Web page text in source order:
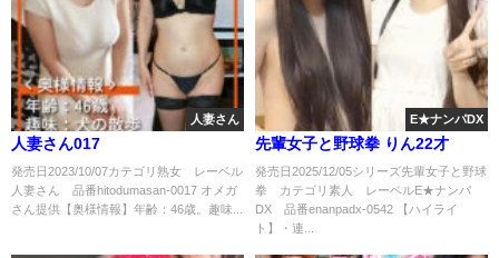
人妻さん
人妻さん017
発売日2023/10/07カテゴリ熟女 レーベル
人妻さん 品番hitodumasan-0017 オメガ
さん提供【奥様情報】年齢：46歳。趣味...
E★ナンパDX
先輩女子と野球拳 りん22才
発売日2025/12/05シリーズ先輩女子と野球
拳 カテゴリ素人 レーベルE★ナンパ
DX 品番enanpadx-0542 【ハイライ
ト】・連...